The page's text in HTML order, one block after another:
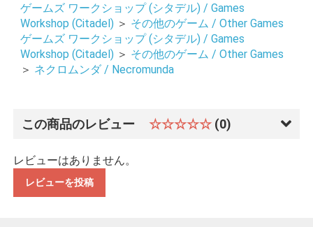
お買い物を続ける カートへ進む
ゲームズ ワークショップ (シタデル) / Games
Workshop (Citadel) ＞ その他のゲーム / Other Games
ゲームズ ワークショップ (シタデル) / Games
Workshop (Citadel) ＞ その他のゲーム / Other Games
＞ ネクロムンダ / Necromunda
この商品のレビュー ☆☆☆☆☆ (0)
レビューはありません。
レビューを投稿